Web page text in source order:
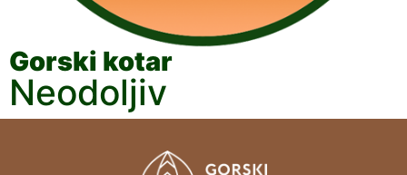
Gorski kotar
Neodoljiv